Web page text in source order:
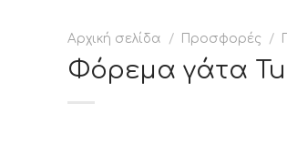
Αρχική σελίδα / Προσφορές /
Φόρεμα γάτα